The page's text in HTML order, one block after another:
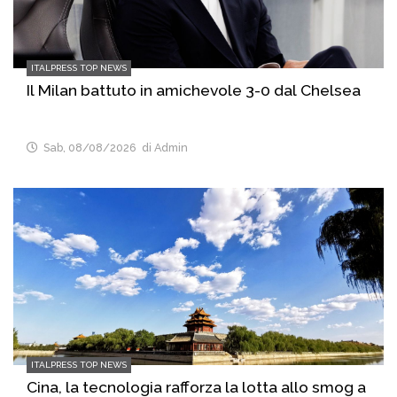
ITALPRESS TOP NEWS
Il Milan battuto in amichevole 3-0 dal Chelsea
Sab, 08/08/2026 di Admin
ITALPRESS TOP NEWS
Cina, la tecnologia rafforza la lotta allo smog a